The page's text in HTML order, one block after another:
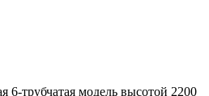
6-трубчатая модель высотой 2200